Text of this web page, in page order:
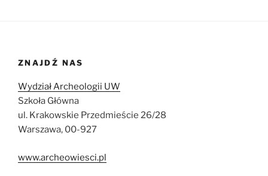
ZNAJDŹ NAS
Wydział Archeologii UW
Szkoła Główna
ul. Krakowskie Przedmieście 26/28
Warszawa, 00-927
www.archeowiesci.pl